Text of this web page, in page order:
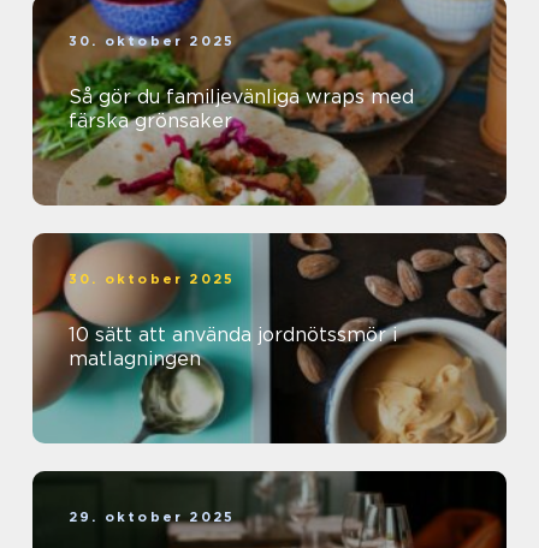
30. oktober 2025
Så gör du familjevänliga wraps med
färska grönsaker
30. oktober 2025
10 sätt att använda jordnötssmör i
matlagningen
29. oktober 2025